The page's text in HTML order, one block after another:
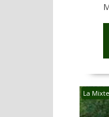
La